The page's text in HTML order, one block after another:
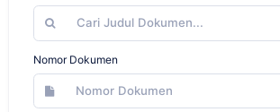
Nomor Dokumen